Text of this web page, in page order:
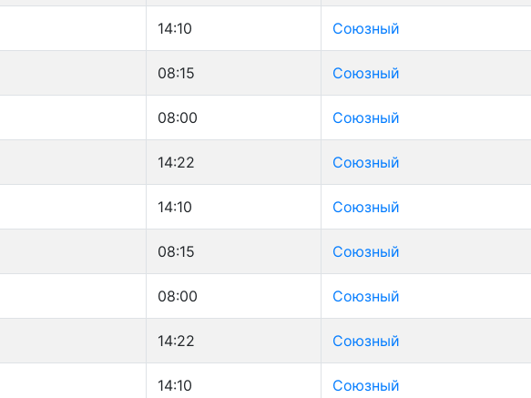
14:10 Союзный
08:15 Союзный
08:00 Союзный
14:22 Союзный
14:10 Союзный
08:15 Союзный
08:00 Союзный
14:22 Союзный
14:10 Союзный